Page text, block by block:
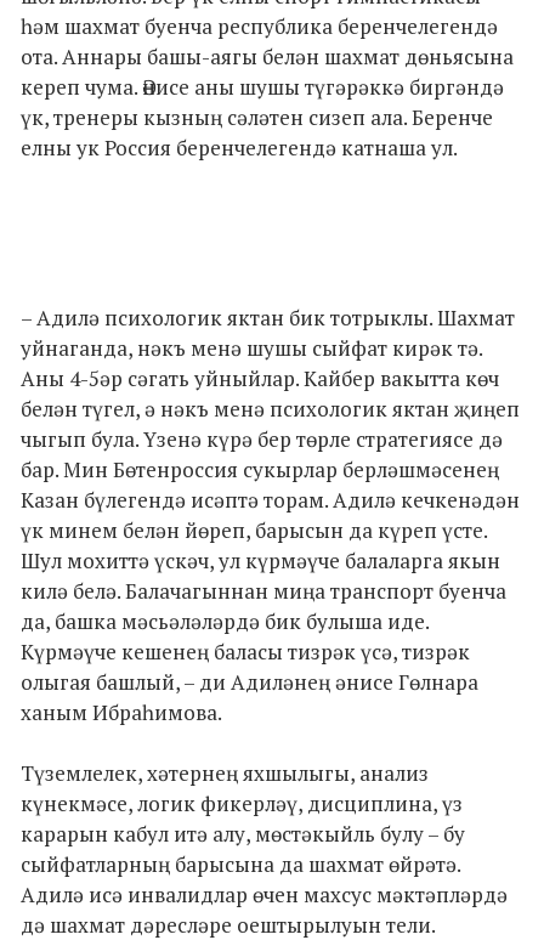
һәм шахмат буенча республика беренчелегендә
ота. Аннары башы-аягы белән шахмат дөньясына
кереп чума. Әнисе аны шушы түгәрәккә биргәндә
үк, тренеры кызның сәләтен сизеп ала. Беренче
елны ук Россия беренчелегендә катнаша ул.
– Адилә психологик яктан бик тотрыклы. Шахмат
уйнаганда, нәкъ менә шушы сыйфат кирәк тә.
Аны 4-5әр сәгать уйныйлар. Кайбер вакытта көч
белән түгел, ә нәкъ менә психологик яктан җиңеп
чыгып була. Үзенә күрә бер төрле стратегиясе дә
бар. Мин Бөтенроссия сукырлар берләшмәсенең
Казан бүлегендә исәптә торам. Адилә кечкенәдән
үк минем белән йөреп, барысын да күреп үсте.
Шул мохиттә үскәч, ул күрмәүче балаларга якын
килә белә. Балачагыннан миңа транспорт буенча
да, башка мәсьәләләрдә бик булыша иде.
Күрмәүче кешенең баласы тизрәк үсә, тизрәк
олыгая башлый, – ди Адиләнең әнисе Гөлнара
ханым Ибраһимова.
Түземлелек, хәтернең яхшылыгы, анализ
күнекмәсе, логик фикерләү, дисциплина, үз
карарын кабул итә алу, мөстәкыйль булу – бу
сыйфатларның барысына да шахмат өйрәтә.
Адилә исә инвалидлар өчен махсус мәктәпләрдә
дә шахмат дәресләре оештырылуын тели.